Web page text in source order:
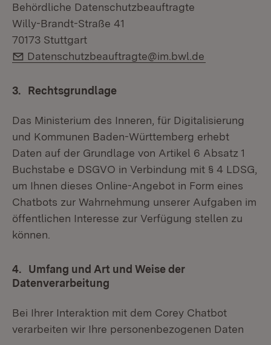
Behördliche Datenschutzbeauftragte
Willy-Brandt-Straße 41
70173 Stuttgart
E-Mail:
Datenschutzbeauftragte@im.bwl.de
3. Rechtsgrundlage
Das Ministerium des Inneren, für Digitalisierung
und Kommunen Baden-Württemberg erhebt
Daten auf der Grundlage von Artikel 6 Absatz 1
Buchstabe e DSGVO in Verbindung mit § 4 LDSG,
um Ihnen dieses Online-Angebot in Form eines
Chatbots zur Wahrnehmung unserer Aufgaben im
öffentlichen Interesse zur Verfügung stellen zu
können.
4. Umfang und Art und Weise der
Datenverarbeitung
Bei Ihrer Interaktion mit dem Corey Chatbot
verarbeiten wir Ihre personenbezogenen Daten